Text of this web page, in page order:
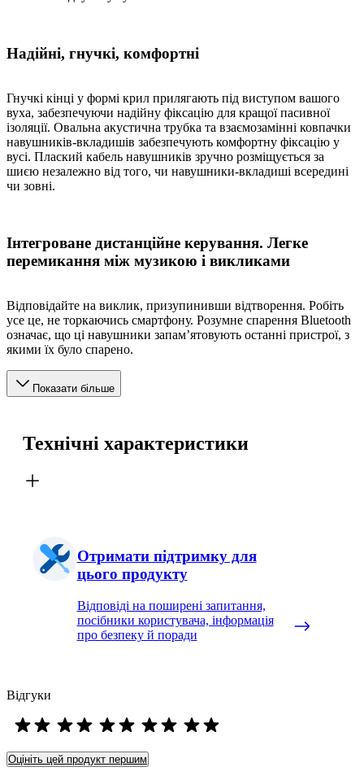
Надійні, гнучкі, комфортні
Гнучкі кінці у формі крил прилягають під виступом вашого
вуха, забезпечуючи надійну фіксацію для кращої пасивної
ізоляції. Овальна акустична трубка та взаємозамінні ковпачки
навушників-вкладишів забезпечують комфортну фіксацію у
вусі. Плаский кабель навушників зручно розміщується за
шиєю незалежно від того, чи навушники-вкладиші всередині
чи зовні.
Інтегроване дистанційне керування. Легке
перемикання між музикою і викликами
Відповідайте на виклик, призупинивши відтворення. Робіть
усе це, не торкаючись смартфону. Розумне спарення Bluetooth
означає, що ці навушники запам’ятовують останні пристрої, з
якими їх було спарено.
Показати більше
Технічні характеристики
Отримати підтримку для
цього продукту
Відповіді на поширені запитання,
посібники користувача, інформація
про безпеку й поради
Відгуки
Оцініть цей продукт першим